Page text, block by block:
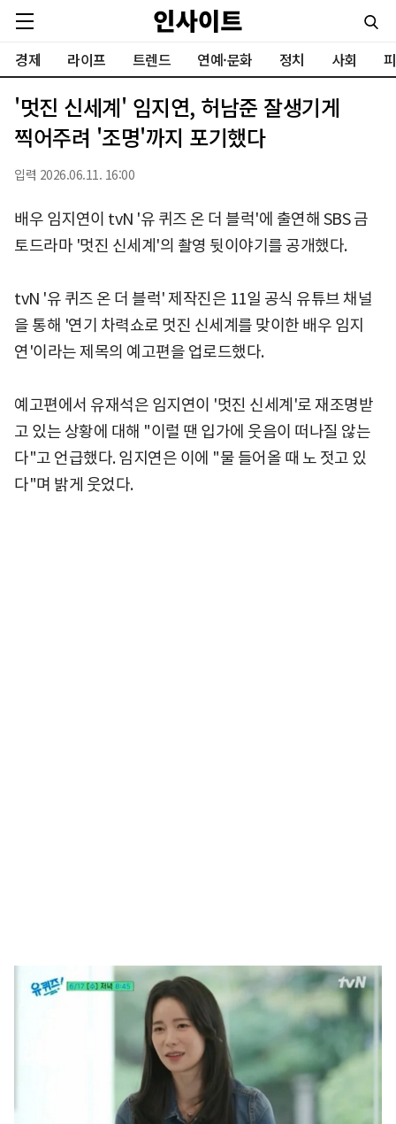
경제 라이프 트렌드 연예·문화 정치 사회
'멋진 신세계' 임지연, 허남준 잘생기게
찍어주려 '조명'까지 포기했다
입력 2026.06.11. 16:00
배우 임지연이 tvN '유 퀴즈 온 더 블럭'에 출연해 SBS 금
토드라마 '멋진 신세계'의 촬영 뒷이야기를 공개했다.
tvN '유 퀴즈 온 더 블럭' 제작진은 11일 공식 유튜브 채널
을 통해 '연기 차력쇼로 멋진 신세계를 맞이한 배우 임지
연'이라는 제목의 예고편을 업로드했다.
예고편에서 유재석은 임지연이 '멋진 신세계'로 재조명받
고 있는 상황에 대해 "이럴 땐 입가에 웃음이 떠나질 않는
다"고 언급했다. 임지연은 이에 "물 들어올 때 노 젓고 있
다"며 밝게 웃었다.